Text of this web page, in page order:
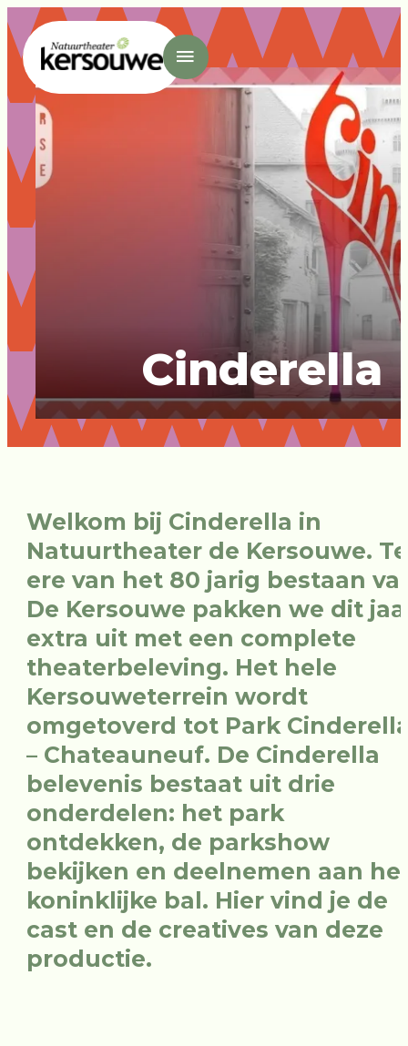
- Home pagina
Cinderella
Welkom bij Cinderella in
Natuurtheater de Kersouwe. Te
ere van het 80 jarig bestaan va
De Kersouwe pakken we dit jaa
extra uit met een complete
theaterbeleving. Het hele
Kersouweterrein wordt
omgetoverd tot Park Cinderell
– Chateauneuf. De Cinderella
belevenis bestaat uit drie
onderdelen: het park
ontdekken, de parkshow
bekijken en deelnemen aan he
koninklijke bal. Hier vind je de
cast en de creatives van deze
productie.